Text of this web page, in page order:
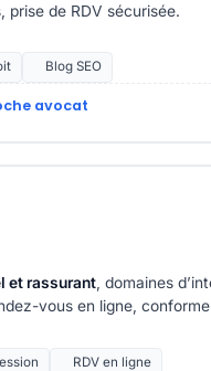
prise de RDV sécurisée.
Blog SEO
avocat
et rassurant, domaines
vous en ligne,
RDV en ligne